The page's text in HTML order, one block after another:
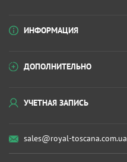
ИНФОРМАЦИЯ
ДОПОЛНИТЕЛЬНО
УЧЕТНАЯ ЗАПИСЬ
sales@royal-toscana.com.ua